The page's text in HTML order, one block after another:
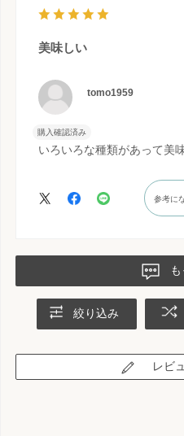
美味しい
tomo1959
購入確認済み
いろいろな種類があって美
参考に
絞り込み
レビ